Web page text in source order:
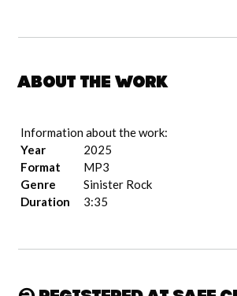
About the work
Information about the work:
Year
2025
Format
MP3
Genre
Sinister Rock
Duration
3:35